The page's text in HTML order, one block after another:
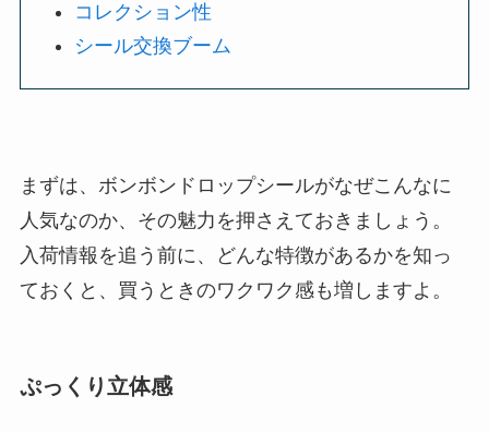
コレクション性
シール交換ブーム
まずは、ボンボンドロップシールがなぜこんなに
人気なのか、その魅力を押さえておきましょう。
入荷情報を追う前に、どんな特徴があるかを知っ
ておくと、買うときのワクワク感も増しますよ。
ぷっくり立体感